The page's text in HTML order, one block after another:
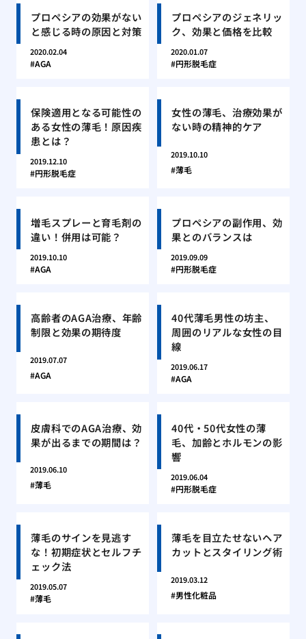
プロペシアの効果がない
と感じる時の原因と対策
2020.02.04
AGA
プロペシアのジェネリッ
ク、効果と価格を比較
2020.01.07
円形脱毛症
保険適用となる可能性の
ある女性の薄毛！原因疾
患とは？
2019.12.10
円形脱毛症
女性の薄毛、治療効果が
ない時の精神的ケア
2019.10.10
薄毛
増毛スプレーと育毛剤の
違い！併用は可能？
2019.10.10
AGA
プロペシアの副作用、効
果とのバランスは
2019.09.09
円形脱毛症
高齢者のAGA治療、年齢
制限と効果の期待度
2019.07.07
AGA
40代薄毛男性の坊主、
周囲のリアルな女性の目
線
2019.06.17
AGA
皮膚科でのAGA治療、効
果が出るまでの期間は？
2019.06.10
薄毛
40代・50代女性の薄
毛、加齢とホルモンの影
響
2019.06.04
円形脱毛症
薄毛のサインを見逃す
な！初期症状とセルフチ
ェック法
2019.05.07
薄毛
薄毛を目立たせないヘア
カットとスタイリング術
2019.03.12
男性化粧品